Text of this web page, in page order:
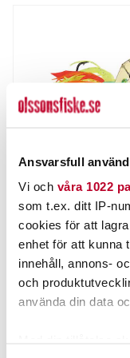
Ansvarsfull
Vi och våra 1022
som t.ex. ditt IP-
cookies för att
enhet för att kunna
innehåll, annons-
och
använda din data
Pig Hula
Nuvarande
69,00 krTidigare
69,00 kr
89,00 kr
LÄS MER